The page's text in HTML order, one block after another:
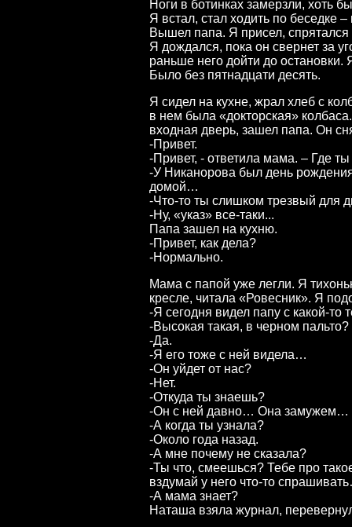
Ноги в ботинках замерзли, хоть
Я встал, стал ходить по беседке
Вышел папа. Я присел,
Я дождался, пока он свернет за
раньше него дойти до
Было без пятнадцати десять.
Я сидел на кухне, жрал хлеб с
в нем была «докторская»
входная дверь, зашел папа. Он
-Привет.
-Привет, - ответила мама. – Где
-У Никанорова был день
домой…
-Что-то ты слишком трезвый для
-Ну, «указ» все-таки...
Папа зашел на кухню.
-Привет, как дела?
-Нормально.
Мама с папой уже легли. Я
кресле, читала «Ровесник». Я
-Я сегодня видел папу с какой-
-Высокая такая, в черном
-Да.
-Я его тоже с ней видела…
-Он уйдет от нас?
-Нет.
-Откуда ты знаешь?
-Он с ней давно… Она замужем…
-А когда ты узнала?
-Около года назад.
-А мне почему не сказала?
-Ты что, смеешься? Тебе про
вздумай у него что-то
-А мама знает?
Наташа взяла журнал,